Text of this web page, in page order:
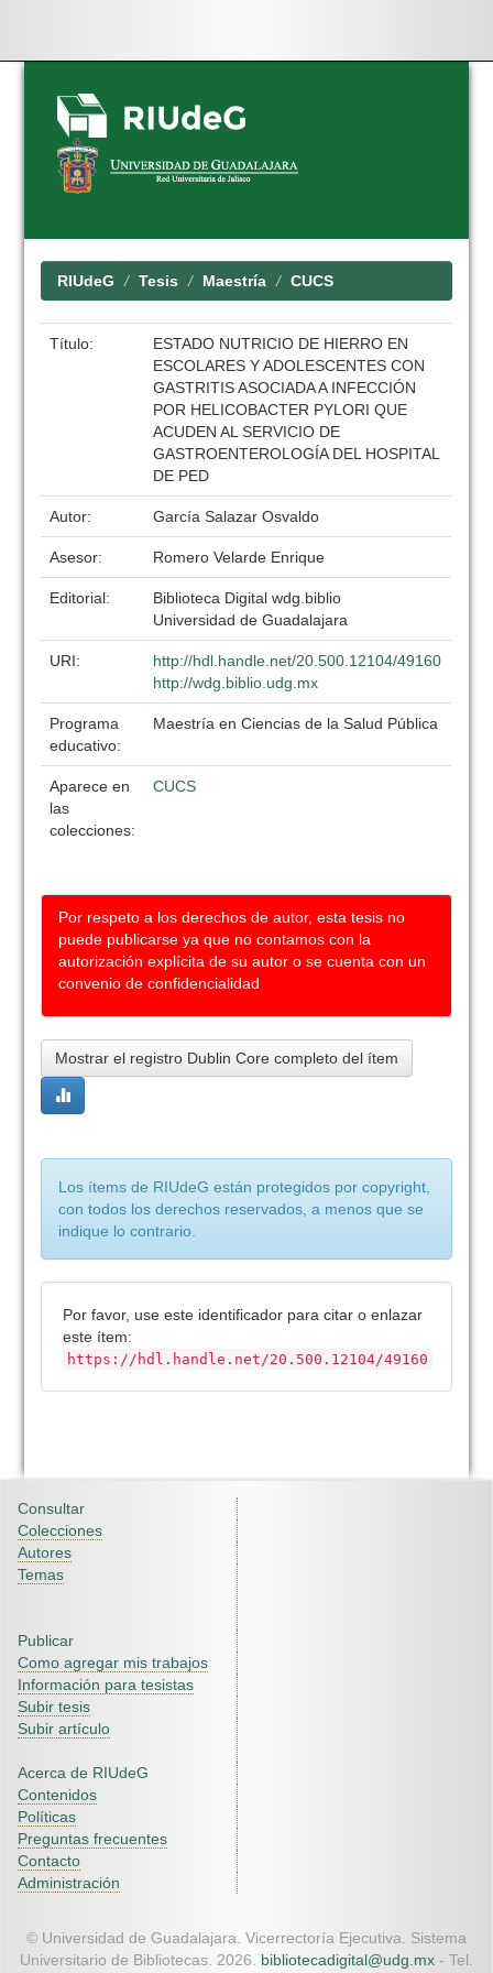
Skip
navigation
RIUdeG Tesis Maestría CUCS
Título:
ESTADO NUTRICIO DE HIERRO EN
ESCOLARES Y ADOLESCENTES CON
GASTRITIS ASOCIADA A INFECCIÓN
POR HELICOBACTER PYLORI QUE
ACUDEN AL SERVICIO DE
GASTROENTEROLOGÍA DEL HOSPITAL
DE PED
Autor: García Salazar Osvaldo
Asesor: Romero Velarde Enrique
Editorial:
Biblioteca Digital wdg.biblio
Universidad de Guadalajara
URI:
http://hdl.handle.net/20.500.12104/49160
http://wdg.biblio.udg.mx
Programa
educativo:
Maestría en Ciencias de la Salud Pública
Aparece en
las
colecciones:
CUCS
Por respeto a los derechos de autor, esta tesis no
puede publicarse ya que no contamos con la
autorización explícita de su autor o se cuenta con un
convenio de confidencialidad
Mostrar el registro Dublin Core completo del ítem
Los ítems de RIUdeG están protegidos por copyright,
con todos los derechos reservados, a menos que se
indique lo contrario.
Por favor, use este identificador para citar o enlazar
este ítem:
https://hdl.handle.net/20.500.12104/49160
Consultar
Colecciones
Autores
Temas
Publicar
Como agregar mis trabajos
Información para tesistas
Subir tesis
Subir artículo
Acerca de RIUdeG
Contenidos
Políticas
Preguntas frecuentes
Contacto
Administración
© Universidad de Guadalajara. Vicerrectoría Ejecutiva. Sistema
Universitario de Bibliotecas. 2026. bibliotecadigital@udg.mx - Tel.